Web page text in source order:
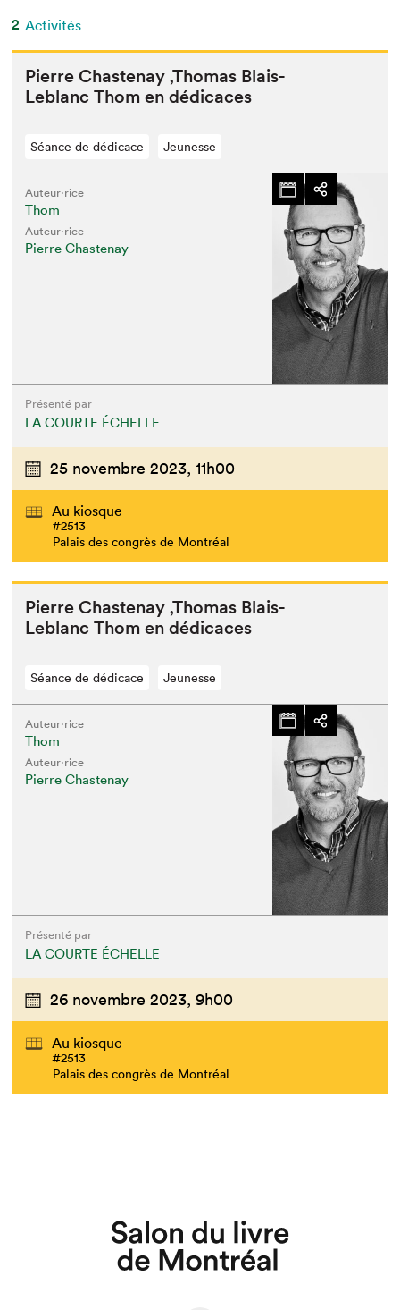
2 Activités
Pierre Chas­te­nay‚Thomas Blais-
Leblanc Thom en dédicaces
Séance de dédicace Jeunesse
Auteur·rice
Thom
Auteur·rice
Pierre Chastenay
Présenté par
LA COURTE ÉCHELLE
25 novembre 2023, 11h00
Au kiosque
#2513
Palais des congrès de Montréal
Pierre Chas­te­nay‚Thomas Blais-
Leblanc Thom en dédicaces
Séance de dédicace Jeunesse
Auteur·rice
Thom
Auteur·rice
Pierre Chastenay
Présenté par
LA COURTE ÉCHELLE
26 novembre 2023, 9h00
Au kiosque
#2513
Palais des congrès de Montréal